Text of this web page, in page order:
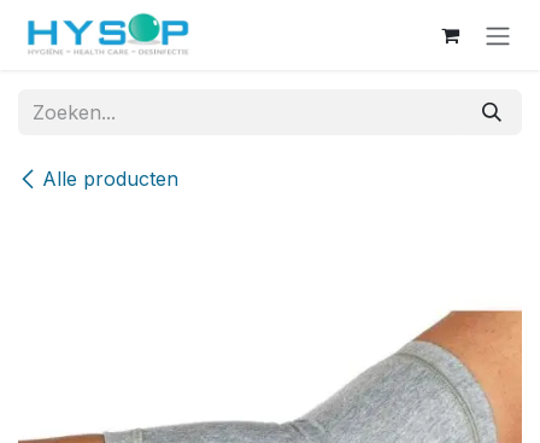
Overslaan naar inhoud
Alle producten